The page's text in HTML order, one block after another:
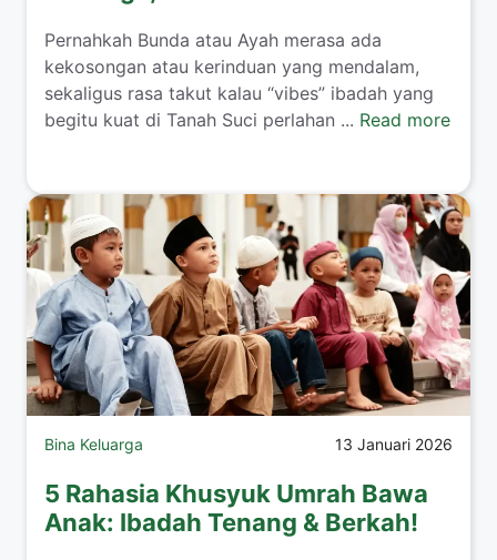
​Pernahkah Bunda atau Ayah merasa ada
kekosongan atau kerinduan yang mendalam,
sekaligus rasa takut kalau “vibes” ibadah yang
begitu kuat di Tanah Suci perlahan ... Read more
Bina Keluarga 13 Januari 2026
5 Rahasia Khusyuk Umrah Bawa
Anak: Ibadah Tenang & Berkah!